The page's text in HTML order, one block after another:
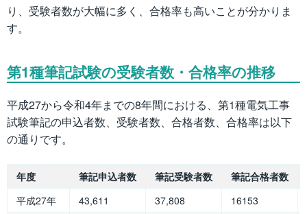
り、受験者数が大幅に多く、合格率も高いことが分かりま
す。
第1種筆記試験の受験者数・合格率の推移
平成27から令和4年までの8年間における、第1種電気工事
試験筆記の申込者数、受験者数、合格者数、合格率は以下
の通りです。
年度 筆記申込者数 筆記受験者数
筆記合格者数
平成27年
43,611 37,808
16153